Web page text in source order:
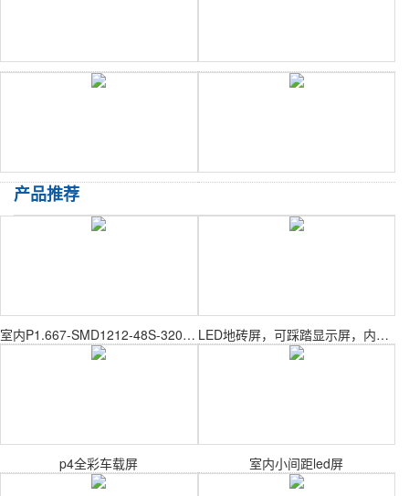
产品推荐
室内P1.667-SMD1212-48S-320X160mm室内表贴模组 LED地砖屏，可踩踏显示屏，内置感应P2.97
p4全彩车载屏 室内小间距led屏